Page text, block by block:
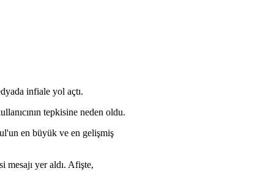
infiale yol açtı.
tepkisine neden oldu.
en büyük ve en gelişmiş
yer aldı. Afişte,